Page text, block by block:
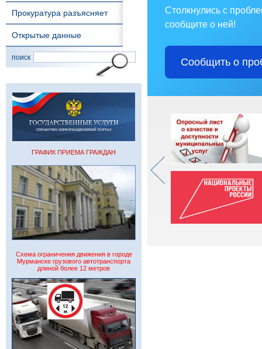
Прокуратура разъясняет
Открытые данные
поиск
ГРАФИК ПРИЕМА ГРАЖДАН
Схема ограничения движения в городе
Мурманске грузового автотранспорта
длиной более 12 метров
Столкнулись с
сообщите о ней!
Сообщить о